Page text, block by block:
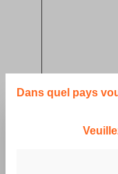
Nylon
Dans quel pays